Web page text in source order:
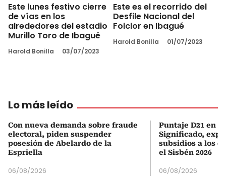
Este lunes festivo cierre
de vías en los
alrededores del estadio
Murillo Toro de Ibagué
Harold Bonilla 03/07/2023
Este es el recorrido del
Desfile Nacional del
Folclor en Ibagué
Harold Bonilla 01/07/2023
Lo más leído
Con nueva demanda sobre fraude
electoral, piden suspender
posesión de Abelardo de la
Espriella
06/08/2026
Puntaje D21 en
Significado,
subsidios a los
el Sisbén 2026
06/08/2026